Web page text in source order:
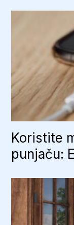
Koristite
punjaču: